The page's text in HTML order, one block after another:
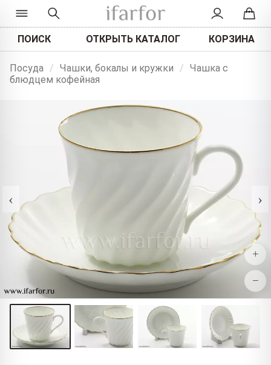
ПОИСК ОТКРЫТЬ КАТАЛОГ КОРЗИНА
Посуда / Чашки, бокалы и кружки / Чашка с
блюдцем кофейная
‹ ›
+
−